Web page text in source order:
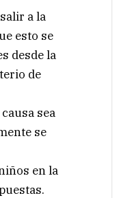
a la
esto se
desde la
de
sea
se
en la